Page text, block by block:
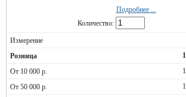
Подробнее ...
Количество: